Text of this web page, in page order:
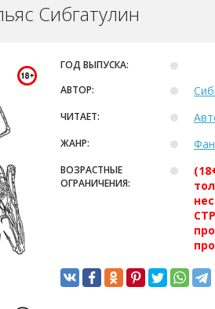
Сибгатулин
ГОД ВЫПУСКА:
АВТОР:
ЧИТАЕТ:
ЖАНР:
ВОЗРАСТНЫЕ
ОГРАНИЧЕНИЯ: